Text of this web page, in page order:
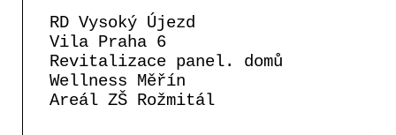
RD Vysoký Újezd
Vila Praha 6
Revitalizace panel. domů
Wellness Měřín
Areál ZŠ Rožmitál